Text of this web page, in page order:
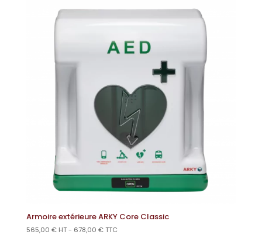
Armoire extérieure ARKY Core Classic
565,00 € HT - 678,00 €TTC